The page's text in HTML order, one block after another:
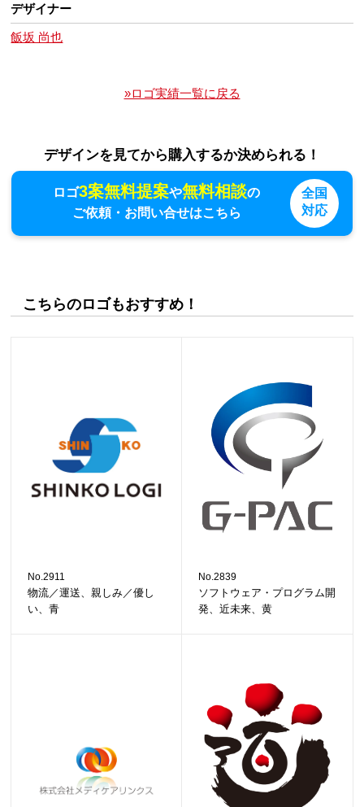
デザイナー
飯坂 尚也
»ロゴ実績一覧に戻る
デザインを見てから購入するか決められる！
ロゴ3案無料提案や無料相談の
ご依頼・お問い合せはこちら
全国
対応
こちらのロゴもおすすめ！
No.2911
物流／運送、親しみ／優し
い、青
No.2839
ソフトウェア・プログラム開
発、近未来、黄